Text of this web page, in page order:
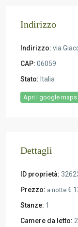
Indirizzo
Indirizzo: via
CAP: 06059
Stato: Italia
Apri i google maps
Dettagli
ID proprietà:
Prezzo: a notte €
Stanze: 1
Camere da letto: 2